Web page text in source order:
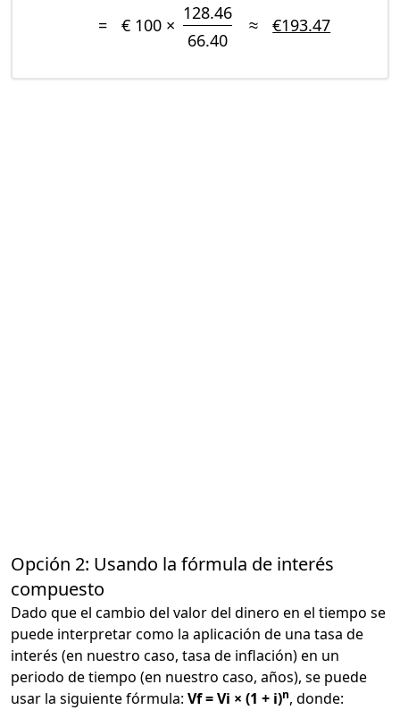
= € 100 ×
128.46
66.40
≈ €193.47
Opción 2: Usando la fórmula de interés
compuesto
Dado que el cambio del valor del dinero en el tiempo se
puede interpretar como la aplicación de una tasa de
interés (en nuestro caso, tasa de inflación) en un
periodo de tiempo (en nuestro caso, años), se puede
usar la siguiente fórmula: Vf = Vi × (1 + i)n, donde: